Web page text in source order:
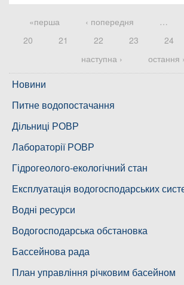
Сторінки
«перша ‹ попередня …
20
21 22 23 24
наступна ›
остання
Новини
Питне водопостачання
м. Миколаїв
Казанківська ТГ
Дільниці РОВР
Новоодеська дільниця – водогін № 1,2
Воскресенська дільниця – водогін № 3
Ковалівська дільниця
Новобузька дільниця
Снігурівська дільниця
Дільниця з обслуговування насосного
водоочисних установок
Лабораторії РОВР
Лабораторія моніторингу вод
Лабораторія питного водопостачання
Гідрогеолого-екологічний стан
Експлуатація водогосподарських
Водні ресурси
Режими роботи водних об’єктів
Водогосподарська обстановка
Бассейнова рада
Басейнова рада Південного Бугу
План управління річковим басейном